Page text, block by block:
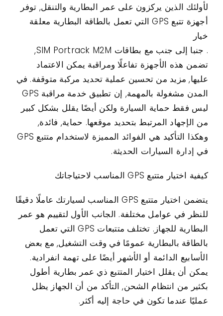
لأولئك الذين يركزون على عمر البطارية والتنقل, توفر
أجهزة تتبع GPS التي تعمل بالطاقة البطارية معلقة
خيار
. جنبا إلى جنب مع بطاقات SIM Portrack M2M,
تضمن هذه الأجهزة تفاعلًا ومراقبة يمكن الاعتماد
عليها, مزيد من تحسين عملية تحديد مركبة متوقفة. في
المدن مشغولة بالمهمة, إن تطبيق خدمة مراقبة GPS
ليس فقط حماية السيارة ولكن أيضًا يقلل بشكل كبير
من الإجهاد المرتبط بتحديد موقعها. حماية, فائدة,
وهكذا التأكيد هي الفوائد المميزة لاستخدام متتبع GPS
في إدارة السيارات الحديثة.
كيفية اختيار متتبع GPS المناسب لاحتياجاتك
يتضمن اختيار متتبع GPS المناسب لسيارتك عاملًا دقيقًا
للنظر في عوامل مختلفة. الجانب الأول لتقييم هو عمر
البطارية للجهاز. تختلف متتبعات GPS التي تعمل
بالطاقة بالبطارية عمومًا في وقت التشغيل, مع بعض
الأسابيع الدائمة أو الأشهر أيضًا على تهمة انفرادية.
يمكن أن يقلل اختيار المتتبع ذي عمر بطارية أطول
بكثير من انتظام الشحن, التأكد من أن الجهاز يظل
عمليًا عندما تكون في حاجة إليه أكثر.